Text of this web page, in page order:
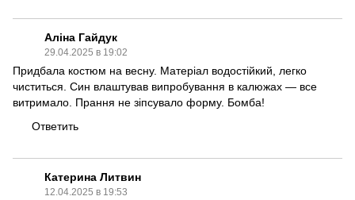
Аліна Гайдук
29.04.2025 в 19:02
Придбала костюм на весну. Матеріал водостійкий, легко
чиститься. Син влаштував випробування в калюжах — все
витримало. Прання не зіпсувало форму. Бомба!
Ответить
Катерина Литвин
12.04.2025 в 19:53